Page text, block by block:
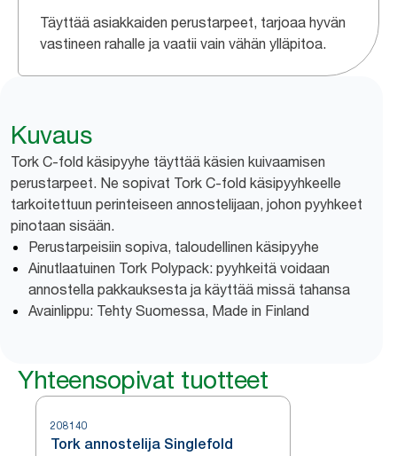
Täyttää asiakkaiden perustarpeet, tarjoaa hyvän
vastineen rahalle ja vaatii vain vähän ylläpitoa.
Kuvaus
Tork C-fold käsipyyhe täyttää käsien kuivaamisen
perustarpeet. Ne sopivat Tork C-fold käsipyyhkeelle
tarkoitettuun perinteiseen annostelijaan, johon pyyhkeet
pinotaan sisään.
Perustarpeisiin sopiva, taloudellinen käsipyyhe
Ainutlaatuinen Tork Polypack: pyyhkeitä voidaan
annostella pakkauksesta ja käyttää missä tahansa
Avainlippu: Tehty Suomessa, Made in Finland
Yhteensopivat tuotteet
208140
Tork annostelija Singlefold